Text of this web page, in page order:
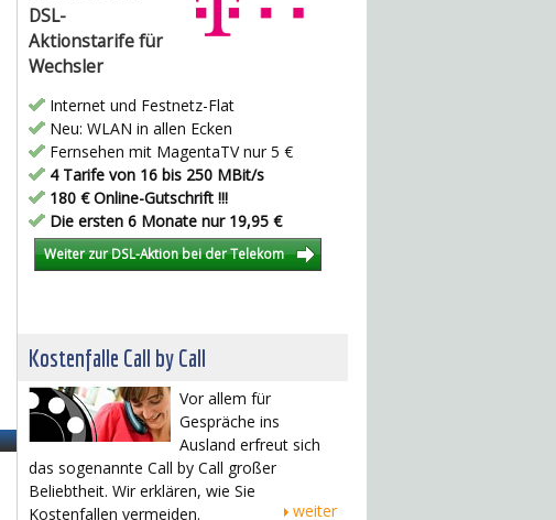
DSL-
Aktionstarife für
Wechsler
Internet und Festnetz-Flat
Neu: WLAN in allen Ecken
Fernsehen mit MagentaTV nur 5 €
4 Tarife von 16 bis 250 MBit/s
180 € Online-Gutschrift !!!
Die ersten 6 Monate nur 19,95 €
Weiter zur DSL-Aktion bei der Telekom
Kostenfalle Call by Call
Vor allem für
Gespräche ins
Ausland erfreut sich
das sogenannte Call by Call großer
Beliebtheit. Wir erklären, wie Sie
Kostenfallen vermeiden.
weiter